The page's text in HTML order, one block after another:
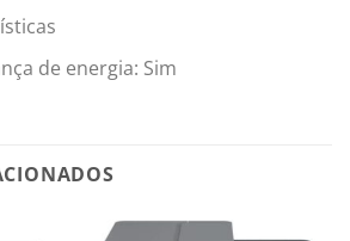
de energia: Sim